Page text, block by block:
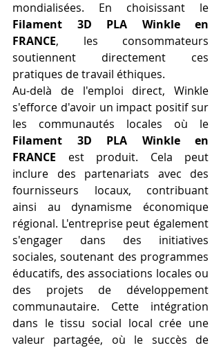
Filament 3D PLA Winkle en
FRANCE, les consommateurs
soutiennent directement ces
pratiques de travail éthiques.
Au-delà de l'emploi direct, Winkle
s'efforce d'avoir un impact positif sur
Filament 3D PLA Winkle en
FRANCE est produit. Cela peut
inclure des partenariats avec des
fournisseurs locaux, contribuant
ainsi au dynamisme économique
régional. L'entreprise peut également
s'engager dans des initiatives
sociales, soutenant des programmes
éducatifs, des associations locales ou
des projets de développement
communautaire. Cette intégration
dans le tissu social local crée une
valeur partagée, où le succès de